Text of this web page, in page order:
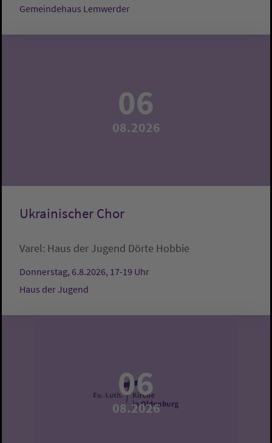
Gemeindehaus Lemwerder
06
08.2026
Ukrainischer Chor
Varel: Haus der Jugend Dörte Hobbie
Donnerstag, 6.8.2026, 17-19 Uhr
Haus der Jugend
06
08.2026